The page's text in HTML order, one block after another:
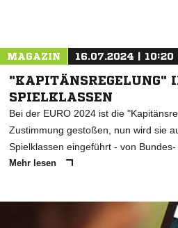
MAGAZIN 16.07.2024 | 10:20
"KAPITÄNSREGELUNG"
SPIELKLASSEN
Bei der EURO 2024 ist die
Zustimmung gestoßen, nun wird sie
Spielklassen eingeführt - von Bundes-
Mehr lesen